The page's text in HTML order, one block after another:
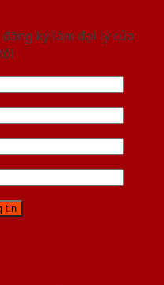
ký làm đại lý của